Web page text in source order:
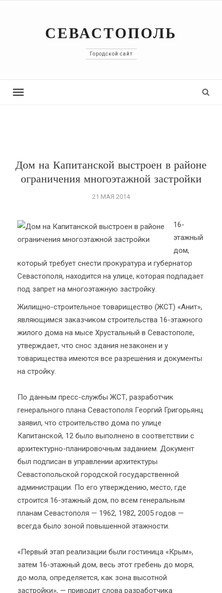
СЕВАСТОПОЛЬ
Городской сайт
Toggle
Дом на Капитанской выстроен в районе
ограничения многоэтажной застройки
21 МАЯ 2014
16-
этажный
дом,
который требует снести прокуратура и губернатор
Севастополя, находится на улице, которая подпадает
под запрет на многоэтажную застройку.
Жилищно-строительное товарищество (ЖСТ) «Анит»,
являющимся заказчиком строительства 16-этажного
жилого дома на мысе Хрустальный в Севастополе,
утверждает, что снос здания незаконен и у
товарищества имеются все разрешения и документы
на стройку.
По данным пресс-службы ЖСТ, разработчик
генерального плана Севастополя Георгий Григорьянц
заявил, что строительство дома по улице
Капитанской, 12 было выполнено в соответствии с
архитектурно-планировочным заданием. Документ
был подписан в управлении архитектуры
Севастопольской городской государственной
администрации. По его утверждению, место, где
строится 16-этажный дом, по всем генеральным
планам Севастополя — 1962, 1982, 2005 годов —
всегда было зоной повышенной этажности.
«Первый этап реализации были гостиница «Крым»,
затем 16-этажный дом, весь этот гребень до моря,
до мола, определяется, как зона высотной
застройки», — приводит слова разработчика